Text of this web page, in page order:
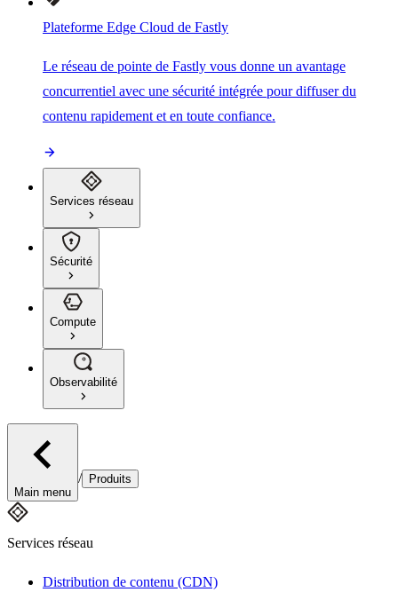
Plateforme Edge Cloud de Fastly
Le réseau de pointe de Fastly vous donne un avantage
concurrentiel avec une sécurité intégrée pour diffuser du
contenu rapidement et en toute confiance.
Services réseau
Sécurité
Compute
Observabilité
Main menu
/ Produits
Services réseau
Distribution de contenu (CDN)